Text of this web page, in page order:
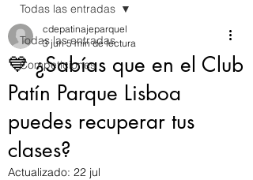
Todas las entradas
Competiciones
Todas las entradas
💙 ¿Sabías que en el Club
Patín Parque Lisboa
puedes recuperar tus
clases?
cdepatinajeparquel
3 jun 5 min de lectura
Actualizado: 22 jul